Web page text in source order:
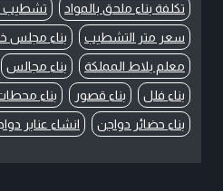
تكلفة بناء ملحق بالمواد
تشطيب
سعر متر التشطيب
بناء مجلس
معلم بلاط المملكة
بناء مجالس
بناء فلل
بناء قصور بناء
بناء حضائر دواجن
انشاء عنابر